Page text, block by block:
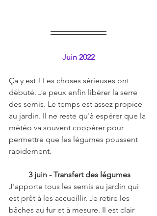
Juin 2022
Ça y est ! Les choses sérieuses ont
débuté. Je peux enfin libérer la serre
des semis. Le temps est assez propice
au jardin. Il ne reste qu'à espérer que la
météo va souvent coopérer pour
permettre que les légumes poussent
rapidement.
3 juin - Transfert des légumes
J'apporte tous les semis au jardin qui
est prêt à les accueillir. Je retire les
bâches au fur et à mesure. Il est clair